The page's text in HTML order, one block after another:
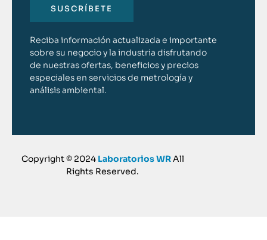
SUSCRÍBETE
Reciba información actualizada e importante
sobre su negocio y la industria disfrutando
de nuestras ofertas, beneficios y precios
especiales en servicios de metrología y
análisis ambiental.
Copyright © 2024 Laboratorios WRAll
Rights Reserved.